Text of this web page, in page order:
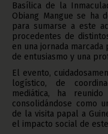
Basílica de la
Obiang Mangue se ha
para sumarse a este
procedentes de
en una jornada
de entusiasmo y una
El evento,
logístico, de
mediática, ha
consolidándose como
de la visita papal a
el impacto social de